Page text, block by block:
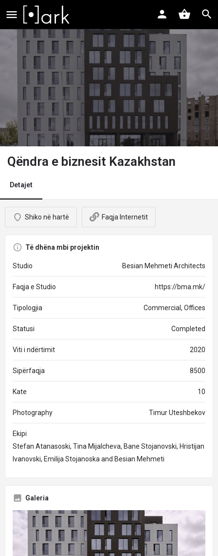
Qëndra e biznesit Kazakhstan
Detajet
Shiko në hartë Faqja Internetit
Të dhëna mbi projektin
Studio Besian Mehmeti Architects
Faqja e Studio https://bma.mk/
Tipologjia Commercial, Offices
Statusi Completed
Viti i ndërtimit 2020
Sipërfaqja 8500
Kate 10
Photography Timur Uteshbekov
Ekipi
Stefan Atanasoski, Tina Mijalcheva, Bane Stojanovski, Hristijan
Ivanovski, Emilija Stojanoska and Besian Mehmeti
Galeria